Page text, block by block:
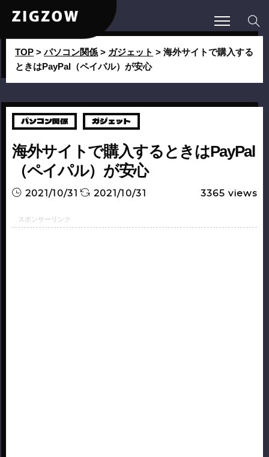
TOP >パソコン関係 > ガジェット >海外サイトで購入する
ときはPayPal（ペイパル）が安心
パソコン関係 ガジェット
海外サイトで購入するときはPayPal
（ペイパル）が安心
2021/10/31 2021/10/31 3365views